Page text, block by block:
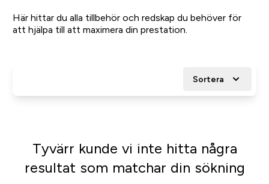
Här hittar du alla tillbehör och redskap du behöver för
att hjälpa till att maximera din prestation.
Sortera
Tyvärr kunde vi inte hitta några
resultat som matchar din sökning